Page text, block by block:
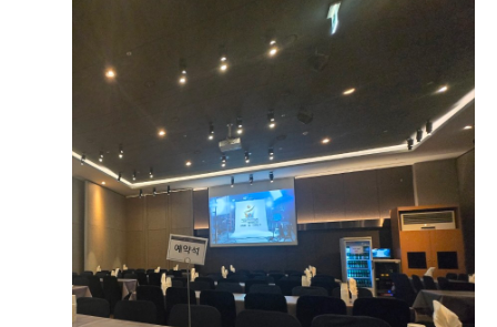
견적과 포함 사항도 이해하기 쉽게 안내받았습니다. 상담
분위기가 부담스럽지 않았고, 저희가 생각했던 조건과 견
적도 잘 맞아 최종적으로 계약하게 되었습니다. 실제 예
식일까지 남은 준비도 잘 진행해서 밝고 화사한 아모르홀
에서 만족스러운 결혼식을 올리고 싶습니다.
드디어 결혼식이 두 달 정도 앞으로 다가와서 웨딩홀 시
사실 예식장을 계약할 때 가장 궁금했던 부분 중 하나가
바로 식사였는데, 직접 시식을 해보니 왜 하객분들이 식
사를 중요하게 생각하는지 알겠더라고요.
시식은 미리 예약 후 진행됐고, 직원분들께서 친절하게
안내해주셔서 편하게 둘러볼 수 있었어요.
연회장 내부도 넓고 깔끔하게 관리되어 있었고, 테이블
간격도 여유로워서 하객분들이 식사하시기에 불편함이
없을 것 같다는 생각이 들었습니다.
+8